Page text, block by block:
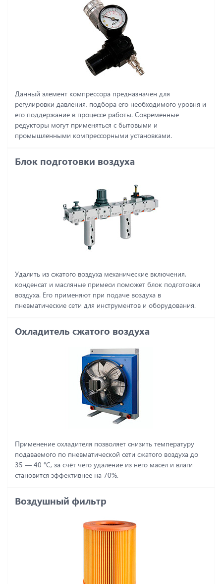
Данный элемент компрессора предназначен для
регулировки давления, подбора его необходимого уровня и
его поддержание в процессе работы. Современные
редукторы могут применяться с бытовыми и
промышленными компрессорными установками.
Блок подготовки воздуха
Удалить из сжатого воздуха механические включения,
конденсат и масляные примеси поможет блок подготовки
воздуха. Его применяют при подаче воздуха в
пневматические сети для инструментов и оборудования.
Охладитель сжатого воздуха
Применение охладителя позволяет снизить температуру
подаваемого по пневматической сети сжатого воздуха до
35 ― 40 °C, за счёт чего удаление из него масел и влаги
становится эффективнее на 70%.
Воздушный фильтр